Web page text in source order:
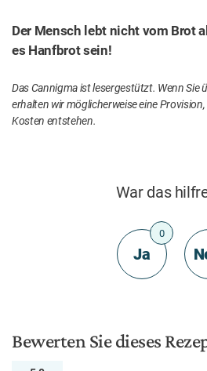
Der Mensch lebt nicht vom Brot
es Hanfbrot sein!
Das Cannigma ist lesergestützt. Wenn Sie
erhalten wir möglicherweise eine
Kosten entstehen.
War das
Ja
0
Bewerten Sie dieses